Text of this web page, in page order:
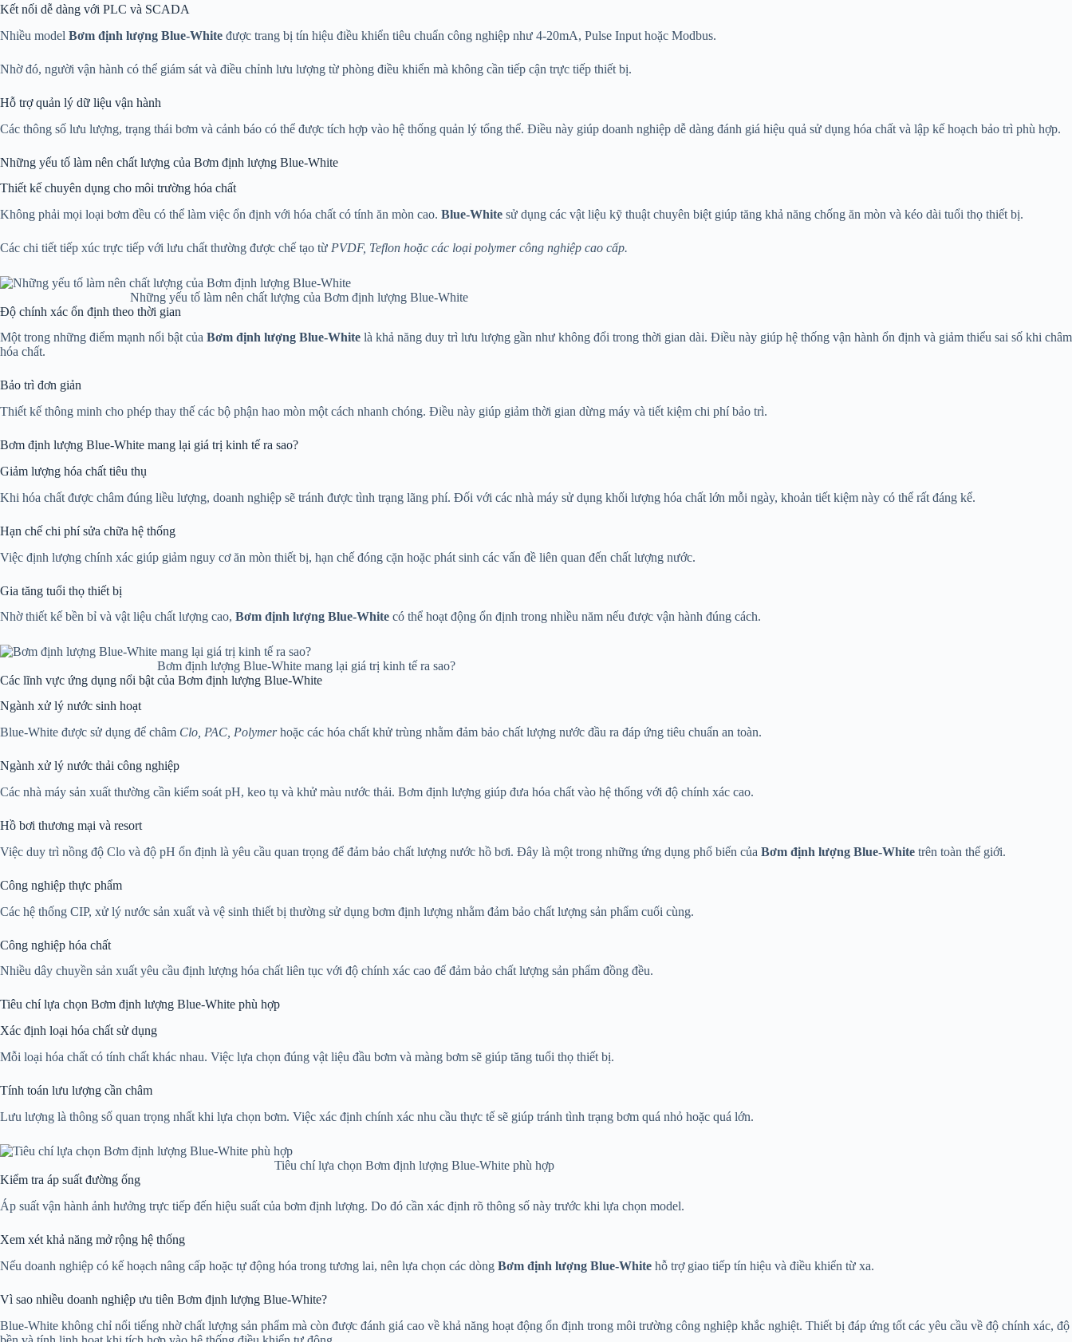
Kết nối dễ dàng với PLC và SCADA
Nhiều model Bơm định lượng Blue-White được trang bị tín hiệu điều khiển tiêu chuẩn công nghiệp như 4-20mA, Pulse Input hoặc Modbus.
Nhờ đó, người vận hành có thể giám sát và điều chỉnh lưu lượng từ phòng điều khiển mà không cần tiếp cận trực tiếp thiết bị.
Hỗ trợ quản lý dữ liệu vận hành
Các thông số lưu lượng, trạng thái bơm và cảnh báo có thể được tích hợp vào hệ thống quản lý tổng thể. Điều này giúp doanh nghiệp dễ dàng đánh giá hiệu quả sử dụng hóa chất và lập kế hoạch bảo trì phù hợp.
Những yếu tố làm nên chất lượng của Bơm định lượng Blue-White
Thiết kế chuyên dụng cho môi trường hóa chất
Không phải mọi loại bơm đều có thể làm việc ổn định với hóa chất có tính ăn mòn cao. Blue-White sử dụng các vật liệu kỹ thuật chuyên biệt giúp tăng khả năng chống ăn mòn và kéo dài tuổi thọ thiết bị.
Các chi tiết tiếp xúc trực tiếp với lưu chất thường được chế tạo từ PVDF, Teflon hoặc các loại polymer công nghiệp cao cấp.
Những yếu tố làm nên chất lượng của Bơm định lượng Blue-White
Độ chính xác ổn định theo thời gian
Một trong những điểm mạnh nổi bật của Bơm định lượng Blue-White là khả năng duy trì lưu lượng gần như không đổi trong thời gian dài. Điều này giúp hệ thống vận hành ổn định và giảm thiểu sai số khi châm
hóa chất.
Bảo trì đơn giản
Thiết kế thông minh cho phép thay thế các bộ phận hao mòn một cách nhanh chóng. Điều này giúp giảm thời gian dừng máy và tiết kiệm chi phí bảo trì.
Bơm định lượng Blue-White mang lại giá trị kinh tế ra sao?
Giảm lượng hóa chất tiêu thụ
Khi hóa chất được châm đúng liều lượng, doanh nghiệp sẽ tránh được tình trạng lãng phí. Đối với các nhà máy sử dụng khối lượng hóa chất lớn mỗi ngày, khoản tiết kiệm này có thể rất đáng kể.
Hạn chế chi phí sửa chữa hệ thống
Việc định lượng chính xác giúp giảm nguy cơ ăn mòn thiết bị, hạn chế đóng cặn hoặc phát sinh các vấn đề liên quan đến chất lượng nước.
Gia tăng tuổi thọ thiết bị
Nhờ thiết kế bền bỉ và vật liệu chất lượng cao, Bơm định lượng Blue-White có thể hoạt động ổn định trong nhiều năm nếu được vận hành đúng cách.
Bơm định lượng Blue-White mang lại giá trị kinh tế ra sao?
Các lĩnh vực ứng dụng nổi bật của Bơm định lượng Blue-White
Ngành xử lý nước sinh hoạt
Blue-White được sử dụng để châm Clo, PAC, Polymerhoặc các hóa chất khử trùng nhằm đảm bảo chất lượng nước đầu ra đáp ứng tiêu chuẩn an toàn.
Ngành xử lý nước thải công nghiệp
Các nhà máy sản xuất thường cần kiểm soát pH, keo tụ và khử màu nước thải. Bơm định lượng giúp đưa hóa chất vào hệ thống với độ chính xác cao.
Hồ bơi thương mại và resort
Việc duy trì nồng độ Clo và độ pH ổn định là yêu cầu quan trọng để đảm bảo chất lượng nước hồ bơi. Đây là một trong những ứng dụng phổ biến của Bơm định lượng Blue-White trên toàn thế giới.
Công nghiệp thực phẩm
Các hệ thống CIP, xử lý nước sản xuất và vệ sinh thiết bị thường sử dụng bơm định lượng nhằm đảm bảo chất lượng sản phẩm cuối cùng.
Công nghiệp hóa chất
Nhiều dây chuyền sản xuất yêu cầu định lượng hóa chất liên tục với độ chính xác cao để đảm bảo chất lượng sản phẩm đồng đều.
Tiêu chí lựa chọn Bơm định lượng Blue-White phù hợp
Xác định loại hóa chất sử dụng
Mỗi loại hóa chất có tính chất khác nhau. Việc lựa chọn đúng vật liệu đầu bơm và màng bơm sẽ giúp tăng tuổi thọ thiết bị.
Tính toán lưu lượng cần châm
Lưu lượng là thông số quan trọng nhất khi lựa chọn bơm. Việc xác định chính xác nhu cầu thực tế sẽ giúp tránh tình trạng bơm quá nhỏ hoặc quá lớn.
Tiêu chí lựa chọn Bơm định lượng Blue-White phù hợp
Kiểm tra áp suất đường ống
Áp suất vận hành ảnh hưởng trực tiếp đến hiệu suất của bơm định lượng. Do đó cần xác định rõ thông số này trước khi lựa chọn model.
Xem xét khả năng mở rộng hệ thống
Nếu doanh nghiệp có kế hoạch nâng cấp hoặc tự động hóa trong tương lai, nên lựa chọn các dòng Bơm định lượng Blue-White hỗ trợ giao tiếp tín hiệu và điều khiển từ xa.
Vì sao nhiều doanh nghiệp ưu tiên Bơm định lượng Blue-White?
Blue-White không chỉ nổi tiếng nhờ chất lượng sản phẩm mà còn được đánh giá cao về khả năng hoạt động ổn định trong môi trường công nghiệp khắc nghiệt. Thiết bị đáp ứng tốt các yêu cầu về độ chính xác, độ